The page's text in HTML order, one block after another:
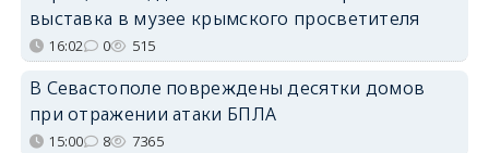
выставка в музее крымского просветителя
16:02 0 515
В Севастополе повреждены десятки домов
при отражении атаки БПЛА
15:00 8 7365